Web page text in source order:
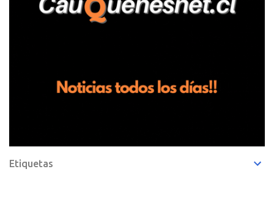
confrontación, la habría tomado de los hombros, empujado al
suelo y agredido con golpes de pies y manos, mientr...
Etiquetas